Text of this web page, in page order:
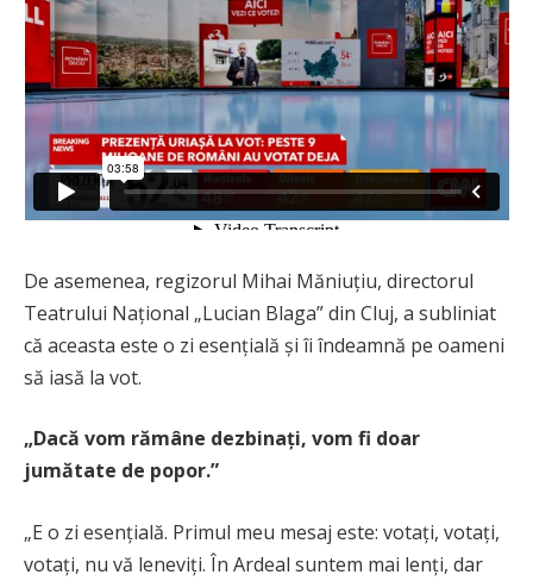
De asemenea, regizorul Mihai Măniuțiu, directorul
Teatrului Național „Lucian Blaga” din Cluj, a subliniat
că aceasta este o zi esențială și îi îndeamnă pe oameni
să iasă la vot.
„Dacă vom rămâne dezbinați, vom fi doar
jumătate de popor.”
„E o zi esențială. Primul meu mesaj este: votați, votați,
votați, nu vă leneviți. În Ardeal suntem mai lenți, dar